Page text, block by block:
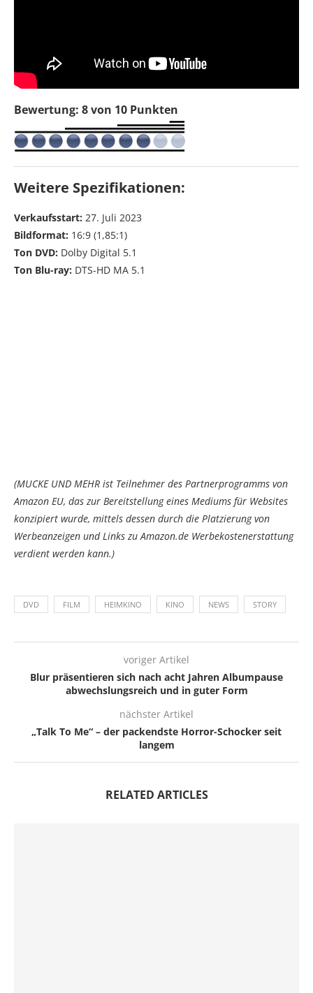
Bewertung: 8 von 10 Punkten
Weitere Spezifikationen:
Verkaufsstart: 27. Juli 2023
Bildformat: 16:9 (1,85:1)
Ton DVD: Dolby Digital 5.1
Ton Blu-ray: DTS-HD MA 5.1
(MUCKE UND MEHR ist Teilnehmer des Partnerprogramms von
Amazon EU, das zur Bereitstellung eines Mediums für Websites
konzipiert wurde, mittels dessen durch die Platzierung von
Werbeanzeigen und Links zu Amazon.de Werbekostenerstattung
verdient werden kann.)
DVD FILM HEIMKINO KINO NEWS STORY
voriger Artikel
Blur präsentieren sich nach acht Jahren Albumpause
abwechslungsreich und in guter Form
nächster Artikel
„Talk To Me“ – der packendste Horror-Schocker seit
langem
RELATED ARTICLES